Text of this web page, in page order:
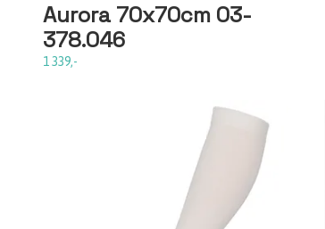
Aurora 70x70cm 03-
378.046
1 339,-